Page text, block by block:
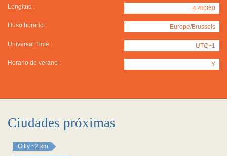
Longitud : 4.48360
Huso horario : Europe/Brussels
Universal Time : UTC+1
Horario de verano : Y
Ciudades próximas
Gilly ~2 km